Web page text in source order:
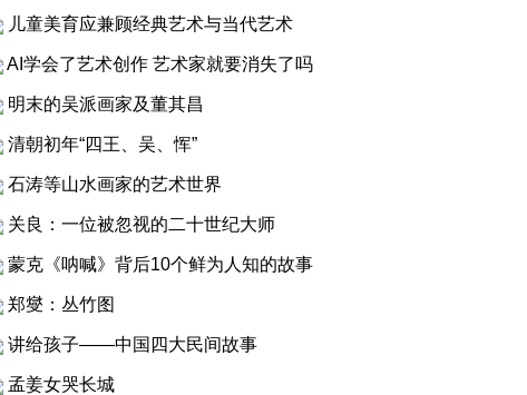
儿童美育应兼顾经典艺术与当代艺术
AI学会了艺术创作 艺术家就要消失了吗
明末的吴派画家及董其昌
清朝初年“四王、吴、恽”
石涛等山水画家的艺术世界
关良：一位被忽视的二十世纪大师
蒙克《呐喊》背后10个鲜为人知的故事
郑燮：丛竹图
讲给孩子——中国四大民间故事
孟姜女哭长城